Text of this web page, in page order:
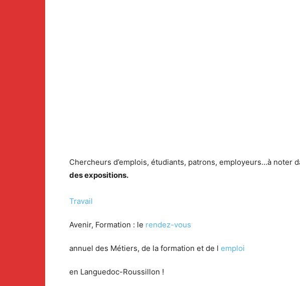
Chercheurs d’emplois, étudiants, patrons, employeurs…à noter
des expositions.
Travail
Avenir, Formation : le rendez-vous
annuel des Métiers, de la formation et de l emploi
en Languedoc-Roussillon !